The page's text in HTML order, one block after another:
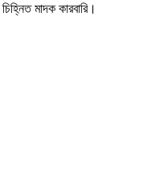
মাদক কারবারি।